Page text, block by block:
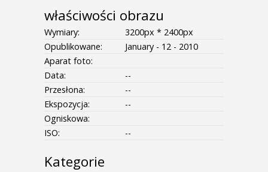
właściwości obrazu
Wymiary:
3200px * 2400px
Opublikowane:
January - 12 - 2010
Aparat foto:
Data:
--
Przesłona:
--
Ekspozycja:
--
Ogniskowa:
ISO:
--
Kategorie